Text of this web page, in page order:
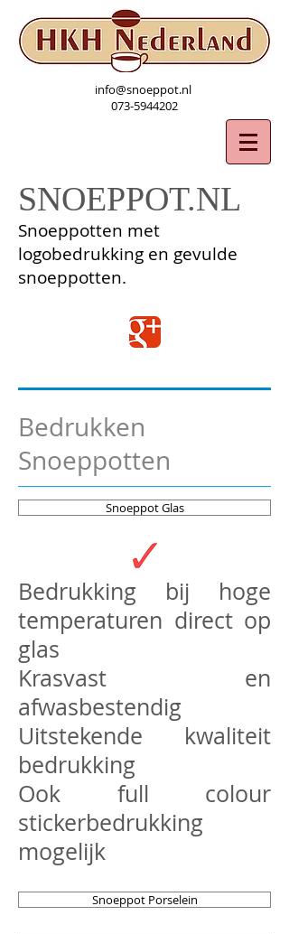
SNOEPPOT.NL
Snoeppotten met
logobedrukking en gevulde
snoeppotten.
info@snoeppot.nl
073-5944202
Bedrukken
Snoeppotten
Bedrukking bij hoge
temperaturen direct op
glas
Krasvast en
afwasbestendig
Uitstekende kwaliteit
bedrukking
Ook full colour
stickerbedrukking
mogelijk
Snoeppot Porselein
Snoeppot Glas